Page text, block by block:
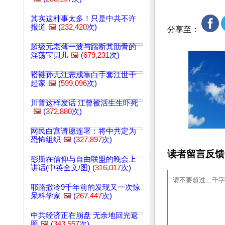
其实这种事太多！只是中共不许
报道 🖼️ (232,420次)
超级元老薄一波与踹断其肋骨的
淫荡宝贝儿 🖼️ (679,231次)
褡裢孙儿江志成靠白手套江世干
起家 🖼️ (599,096次)
川普这样发话 江曾被活生生吓死
🖼️ (372,880次)
网民白宫请愿连署：将中共定为
恐怖组织 🖼️ (327,897次)
彭斯在信仰与自由联盟的晚会上
讲话(中英全文/图) (316,017次)
耶路撒冷9千年前的发现又一次惊
呆科学家 🖼️ (267,447次)
中共经济正在崩盘 无余地回光返
分享至：
读者留言反